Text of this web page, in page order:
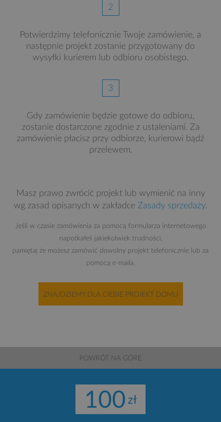
2
Potwierdzimy telefonicznie Twoje zamówienie, a
następnie projekt zostanie przygotowany do
wysyłki kurierem lub odbioru osobistego.
3
Gdy zamówienie będzie gotowe do odbioru,
zostanie dostarczone zgodnie z ustaleniami. Za
zamówienie płacisz przy odbiorze, kurierowi bądź
przelewem.
Masz prawo zwrócić projekt lub wymienić na inny
wg zasad opisanych w zakładce Zasady sprzedaży.
Jeśli w czasie zamówienia za pomocą formularza internetowego
napotkałeś jakiekolwiek trudności,
pamiętaj że możesz zamówić dowolny projekt telefonicznie lub za
pomocą e-maila.
ZNAJDZIEMY DLA CIEBIE PROJEKT DOMU
POWRÓT NA GÓRĘ
100